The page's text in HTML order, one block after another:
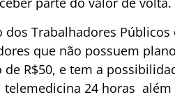
Trabalhadores Públicos
que não possuem
R$50, e tem a
24 horas